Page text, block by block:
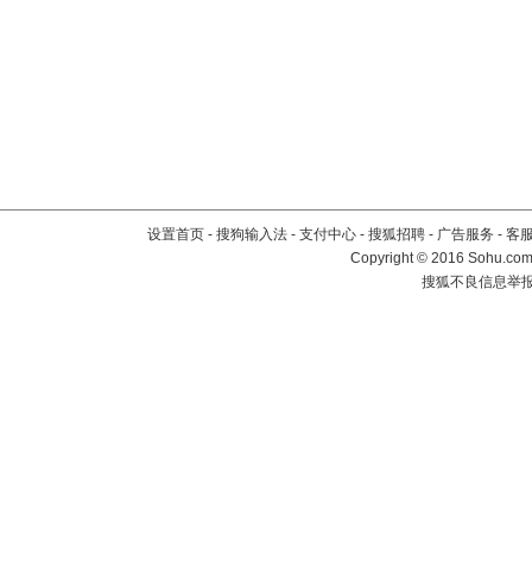
设置首页 - 搜狗输入法 - 支付中心 - 搜狐招聘 - 广告服务 - 客
Copyright©2016
搜狐不良信息举